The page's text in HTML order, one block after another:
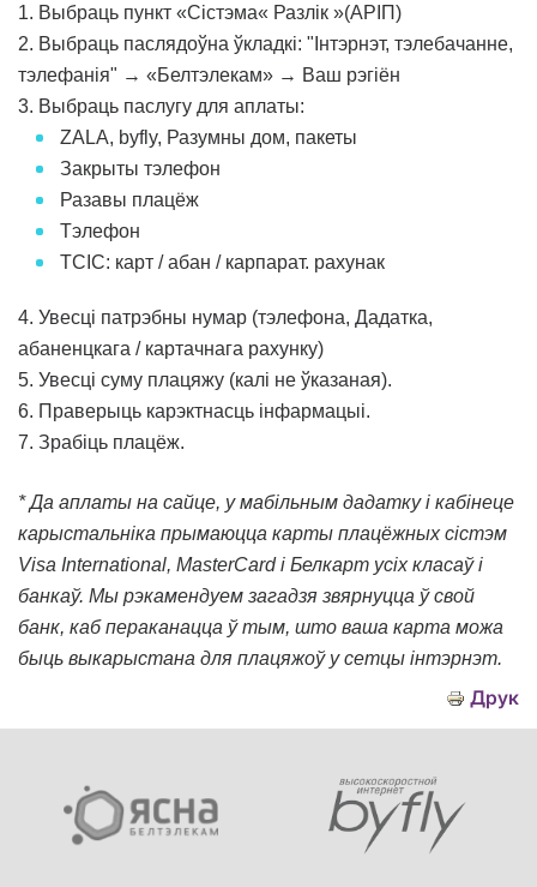
1. Выбраць пункт «Сістэма« Разлік »(АРІП)
2. Выбраць паслядоўна ўкладкі: "Інтэрнэт, тэлебачанне,
тэлефанія" → «Белтэлекам» → Ваш рэгіён
3. Выбраць паслугу для аплаты:
ZALA, byfly, Разумны дом, пакеты
Закрыты тэлефон
Разавы плацёж
Тэлефон
ТСІС: карт / абан / карпарат. рахунак
4. Увесці патрэбны нумар (тэлефона, Дадатка,
абаненцкага / картачнага рахунку)
5. Увесці суму плацяжу (калі не ўказаная).
6. Праверыць карэктнасць інфармацыі.
7. Зрабіць плацёж.
* Да аплаты на сайце, у мабільным дадатку і кабінеце
карыстальніка прымаюцца карты плацёжных сістэм
Visa International, MasterCard і Белкарт усіх класаў і
банкаў. Мы рэкамендуем загадзя звярнуцца ў свой
банк, каб пераканацца ў тым, што ваша карта можа
быць выкарыстана для плацяжоў у сетцы інтэрнэт.
Друк